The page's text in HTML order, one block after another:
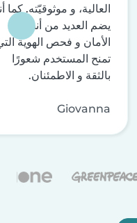
العالية، و موثوقيّته. كما
يضم العديد من أنظمة
الأمان و فحص الهوية
تمنح المستخدم شعورًا
بالثقة و الاطمئنان.
Giovanna